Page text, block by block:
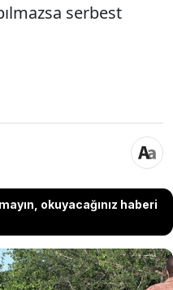
serbest
okuyacağınız haberi